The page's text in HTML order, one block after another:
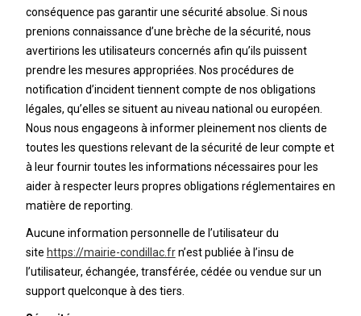
conséquence pas garantir une sécurité absolue. Si nous
prenions connaissance d’une brèche de la sécurité, nous
avertirions les utilisateurs concernés afin qu’ils puissent
prendre les mesures appropriées. Nos procédures de
notification d’incident tiennent compte de nos obligations
légales, qu’elles se situent au niveau national ou européen.
Nous nous engageons à informer pleinement nos clients de
toutes les questions relevant de la sécurité de leur compte et
à leur fournir toutes les informations nécessaires pour les
aider à respecter leurs propres obligations réglementaires en
matière de reporting.
Aucune information personnelle de l’utilisateur du
site https://mairie-condillac.frn’est publiée à l’insu de
l’utilisateur, échangée, transférée, cédée ou vendue sur un
support quelconque à des tiers.